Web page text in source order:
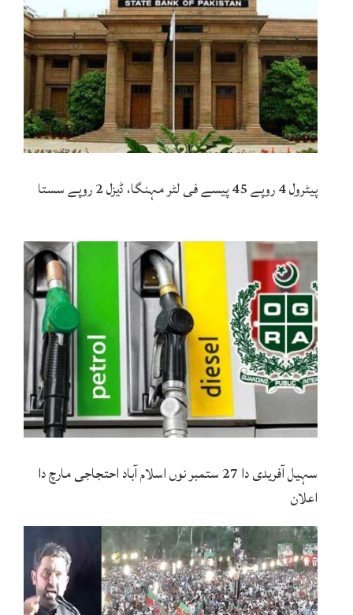
پیٹرول 4 روپے 45 پیسے فی لٹر مہنگا، ڈیزل 2 روپے سستا
سہیل آفریدی دا 27 ستمبر نوں اسلام آباد احتجاجی مارچ دا
اعلان